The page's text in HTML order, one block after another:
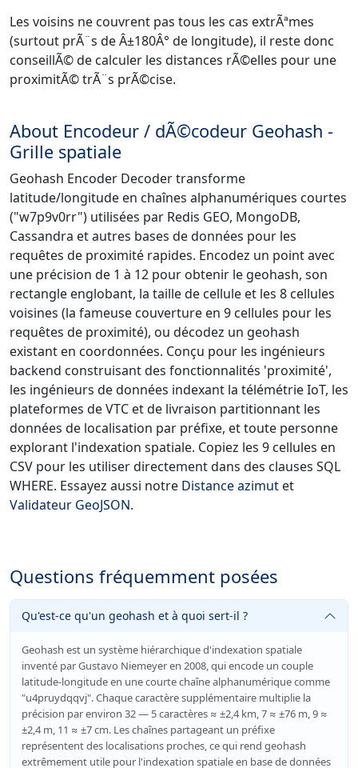
Les voisins ne couvrent pas tous les cas extrÃªmes
(surtout prÃ¨s de Â±180Â° de longitude), il reste donc
conseillÃ© de calculer les distances rÃ©elles pour une
proximitÃ© trÃ¨s prÃ©cise.
About Encodeur / dÃ©codeur Geohash -
Grille spatiale
Geohash Encoder Decoder transforme
latitude/longitude en chaînes alphanumériques courtes
("w7p9v0rr") utilisées par Redis GEO, MongoDB,
Cassandra et autres bases de données pour les
requêtes de proximité rapides. Encodez un point avec
une précision de 1 à 12 pour obtenir le geohash, son
rectangle englobant, la taille de cellule et les 8 cellules
voisines (la fameuse couverture en 9 cellules pour les
requêtes de proximité), ou décodez un geohash
existant en coordonnées. Conçu pour les ingénieurs
backend construisant des fonctionnalités 'proximité',
les ingénieurs de données indexant la télémétrie IoT, les
plateformes de VTC et de livraison partitionnant les
données de localisation par préfixe, et toute personne
explorant l'indexation spatiale. Copiez les 9 cellules en
CSV pour les utiliser directement dans des clauses SQL
WHERE. Essayez aussi notre Distance azimut et
Validateur GeoJSON.
Questions fréquemment posées
Qu'est-ce qu'un geohash et à quoi sert-il ?
Geohash est un système hiérarchique d'indexation spatiale
inventé par Gustavo Niemeyer en 2008, qui encode un couple
latitude-longitude en une courte chaîne alphanumérique comme
"u4pruydqqvj". Chaque caractère supplémentaire multiplie la
précision par environ 32 — 5 caractères ≈ ±2,4 km, 7 ≈ ±76 m, 9 ≈
±2,4 m, 11 ≈ ±7 cm. Les chaînes partageant un préfixe
représentent des localisations proches, ce qui rend geohash
extrêmement utile pour l'indexation spatiale en base de données